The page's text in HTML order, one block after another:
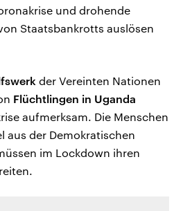
und drohende
Staatsbankrotts auslösen
der Vereinten Nationen
Flüchtlingen in Uganda
aufmerksam. Die Menschen
aus der Demokratischen
im Lockdown ihren